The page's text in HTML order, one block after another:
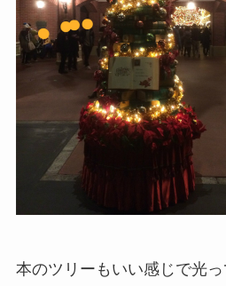
本のツリーもいい感じで光っ